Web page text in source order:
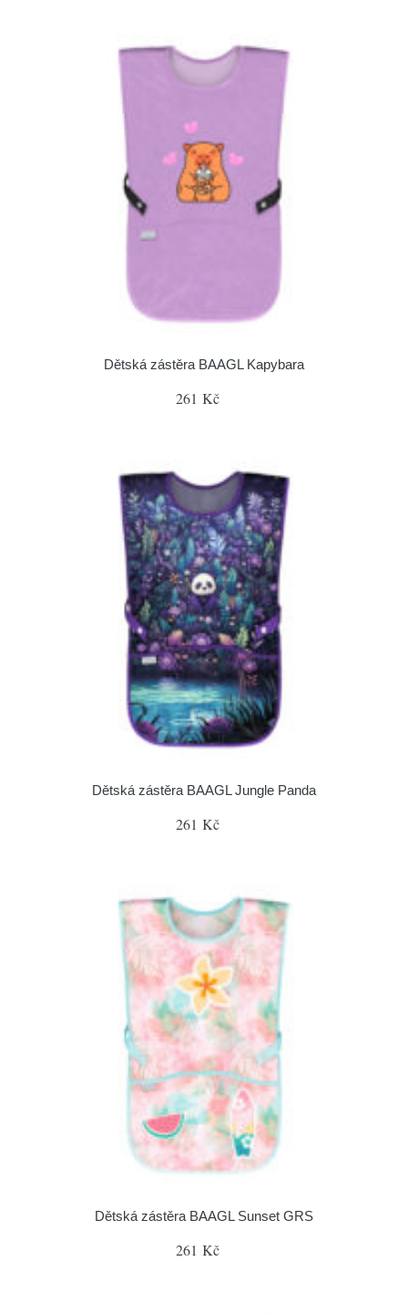
Dětská zástěra BAAGL Kapybara
261 Kč
Dětská zástěra BAAGL Jungle Panda
261 Kč
Dětská zástěra BAAGL Sunset GRS
261 Kč